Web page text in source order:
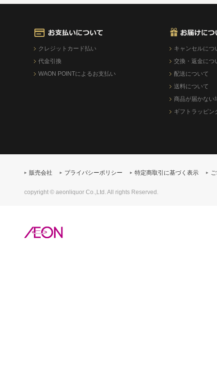
クレジットカード払い
代金引換
WAON POINTによるお支払い
キャンセルにつ
交換・返金につ
配送について
送料について
商品が届かない
ギフトラッピン
販売会社 プライバシーポリシー 特定商取引に基づく表示
copyright © aeonliquor Co.,Ltd. All rights Reserved.